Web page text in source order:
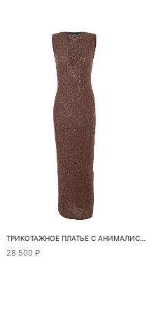
ТРИКОТАЖНОЕ ПЛАТЬЕ С АНИМАЛИСТИЧЕСКИМ УЗОРОМ
28 500 ₽